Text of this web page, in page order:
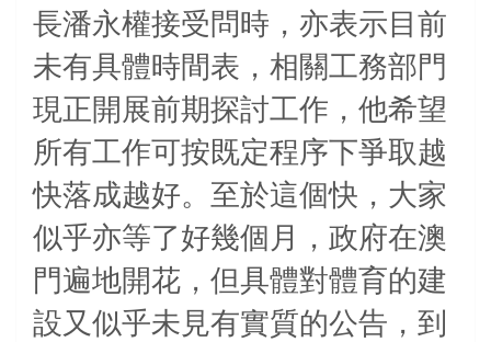
長潘永權接受問時，亦表示目前
未有具體時間表 ，相關工務部門
現正開展前期探討工作，他希望
所有工作可按既定程序下爭取越
快落成越好。至於這個快，大家
似乎亦等了好幾個月，政府在澳
門遍地開花，但具體對體育的建
設又似乎未見有實質的公告，到